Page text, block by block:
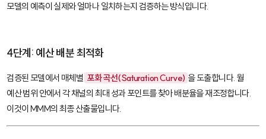
모델의 예측이 실제와 얼마나 일치하는지 검증하는 방식입니다.
4단계: 예산 배분 최적화
검증된 모델에서 매체별 포화 곡선(Saturation Curve) 을 도출합니다. 월
예산 범위 안에서 각 채널의 최대 성과 포인트를 찾아 배분율을 재조정합니다.
이것이 MMM의 최종 산출물입니다.